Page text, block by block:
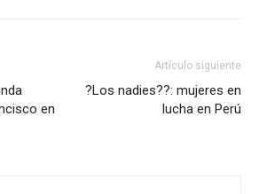
en
Artículo siguiente
?Los nadies??: mujeres en
lucha en Perú